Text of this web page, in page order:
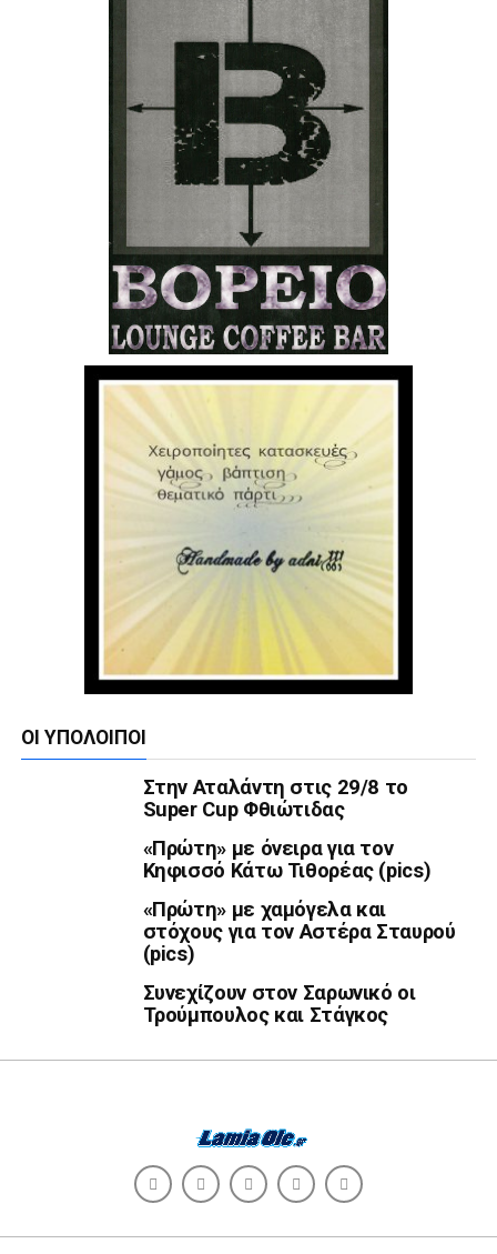
ΟΙ ΥΠΌΛΟΙΠΟΙ
Στην Αταλάντη στις 29/8 το
Super Cup Φθιώτιδας
«Πρώτη» με όνειρα για τον
Κηφισσό Κάτω Τιθορέας (pics)
«Πρώτη» με χαμόγελα και
στόχους για τον Αστέρα Σταυρού
(pics)
Συνεχίζουν στον Σαρωνικό οι
Τρούμπουλος και Στάγκος